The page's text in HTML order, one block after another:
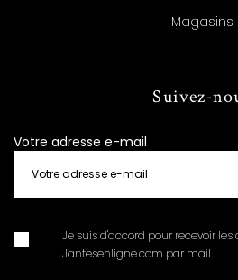
Magasins
Suivez-
Votre adresse e-mail
Je suis d'accord pour recevoir
Jantesenligne.com par mail